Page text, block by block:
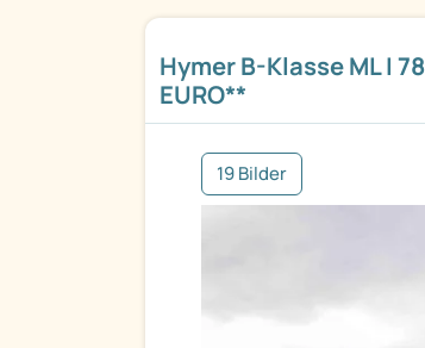
Hymer B-Klasse ML I
EURO**
19 Bilder